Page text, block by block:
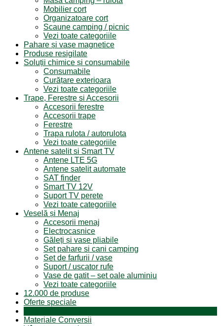
Mobilier cort
Organizatoare cort
Scaune camping / picnic
Vezi toate categoriile
Pahare și vase magnetice
Produse resigilate
Soluții chimice și consumabile
Consumabile
Curățare exterioara
Vezi toate categoriile
Trape, Ferestre si Accesorii
Accesorii ferestre
Accesorii trape
Ferestre
Trapa rulota / autorulota
Vezi toate categoriile
Antene satelit si Smart TV
Antene LTE 5G
Antene satelit automate
SAT finder
Smart TV 12V
Suport TV perete
Vezi toate categoriile
Veselă și Menaj
Accesorii menaj
Electrocasnice
Găleți și vase pliabile
Set pahare si cani camping
Set de farfurii / vase
Suport / uscator rufe
Vase de gatit – set oale aluminiu
Vezi toate categoriile
12.000 de produse
Oferte speciale
Materiale Conversii